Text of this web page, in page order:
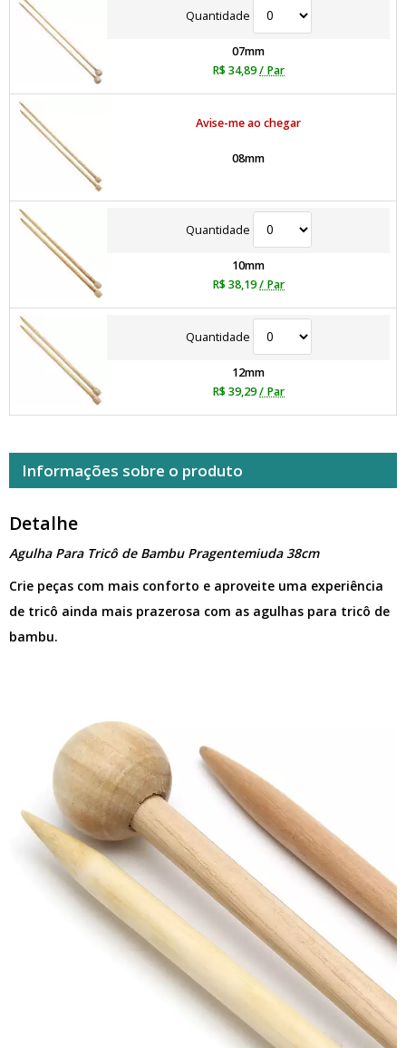
Quantidade
07mm
R$ 34,89/ Par
Avise-me ao chegar
08mm
Quantidade
10mm
R$ 38,19/ Par
Quantidade
12mm
R$ 39,29/ Par
Informações sobre o produto
Detalhe
Agulha Para Tricô de Bambu Pragentemiuda 38cm
Crie peças com mais conforto e aproveite uma experiência
de tricô ainda mais prazerosa com as agulhas para tricô de
bambu.